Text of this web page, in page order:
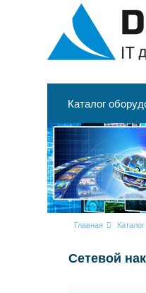
Каталог
Главная Каталог
Сетевой